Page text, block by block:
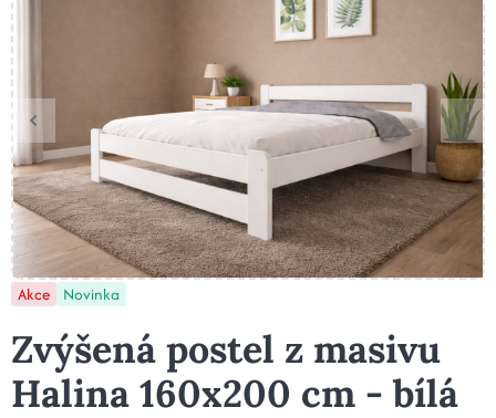
Akce Novinka
Zvýšená postel z masivu
Halina 160x200 cm - bílá